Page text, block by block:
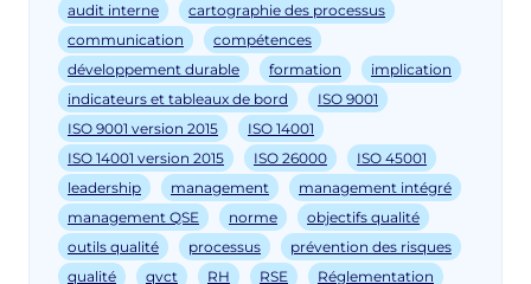
audit interne
cartographie des processus
communication
compétences
développement durable
formation
implication
indicateurs et tableaux de bord
ISO 9001
ISO 9001 version 2015
ISO 14001
ISO 14001 version 2015
ISO 26000
ISO 45001
leadership
management
management intégré
management QSE
norme
objectifs qualité
outils qualité
processus
prévention des risques
qualité
qvct RH RSE Réglementation